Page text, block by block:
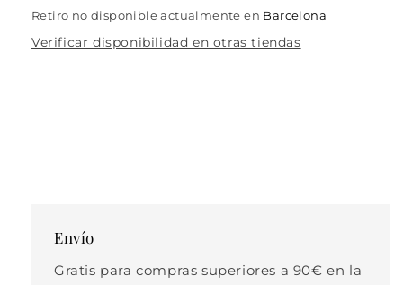
Retiro no disponible actualmente en Barcelona
Verificar disponibilidad en otras tiendas
Envío
Gratis para compras superiores a 90€ en la